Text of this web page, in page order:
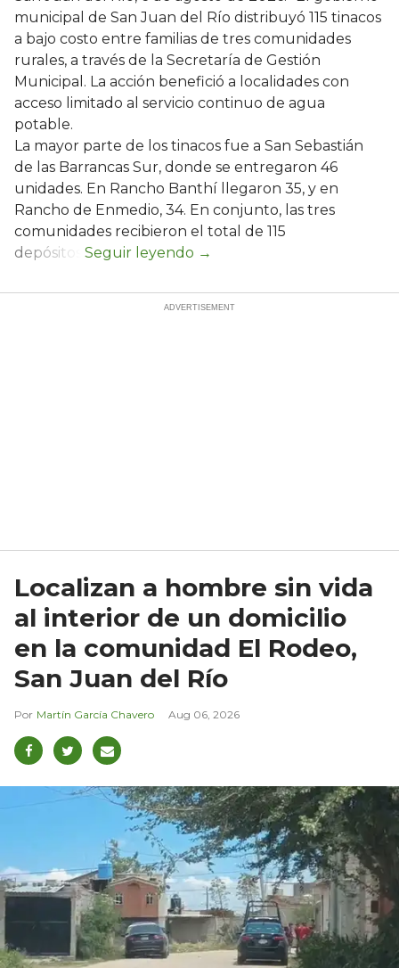
municipal de San Juan del Río distribuyó 115 tinacos
a bajo costo entre familias de tres comunidades
rurales, a través de la Secretaría de Gestión
Municipal. La acción benefició a localidades con
acceso limitado al servicio continuo de agua
potable.
La mayor parte de los tinacos fue a San Sebastián
de las Barrancas Sur, donde se entregaron 46
unidades. En Rancho Banthí llegaron 35, y en
Rancho de Enmedio, 34. En conjunto, las tres
comunidades recibieron el total de 115
depósitos.
Localizan a hombre sin vida
al interior de un domicilio
en la comunidad El Rodeo,
San Juan del Río
Martín García Chavero Aug 06, 2026